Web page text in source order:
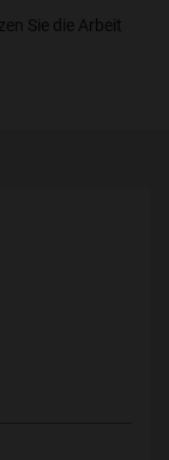
Sie die Arbeit